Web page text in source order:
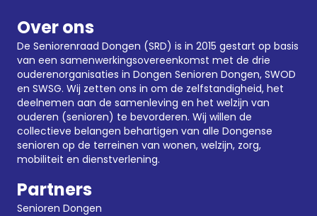
Over ons
De Seniorenraad Dongen (SRD) is in 2015 gestart op basis
van een samenwerkingsovereenkomst met de drie
ouderenorganisaties in Dongen Senioren Dongen, SWOD
en SWSG. Wij zetten ons in om de zelfstandigheid, het
deelnemen aan de samenleving en het welzijn van
ouderen (senioren) te bevorderen. Wij willen de
collectieve belangen behartigen van alle Dongense
senioren op de terreinen van wonen, welzijn, zorg,
mobiliteit en dienstverlening.
Partners
Senioren Dongen